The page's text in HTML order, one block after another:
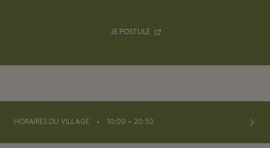
JE POSTULE
HORAIRES DU VILLAGE ⬩ 10:00 – 20:30